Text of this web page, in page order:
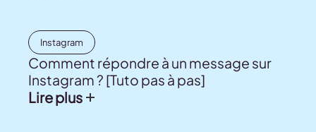
Instagram
Comment répondre à un message sur
Instagram ? [Tuto pas à pas]
Lire plus